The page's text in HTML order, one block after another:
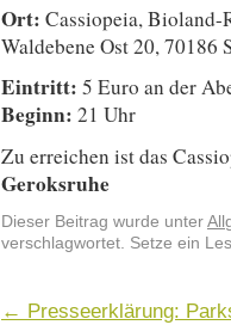
Ort: Cassiopeia,
Waldebene Ost 20, 70186
Eintritt: 5 Euro an der
Beginn: 21 Uhr
Zu erreichen ist das
Geroksruhe
Dieser Beitrag wurde unter
verschlagwortet. Setze ein
← Presseerklärung: